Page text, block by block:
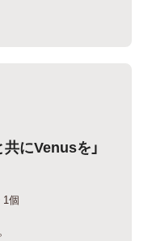
にVenusを」
個